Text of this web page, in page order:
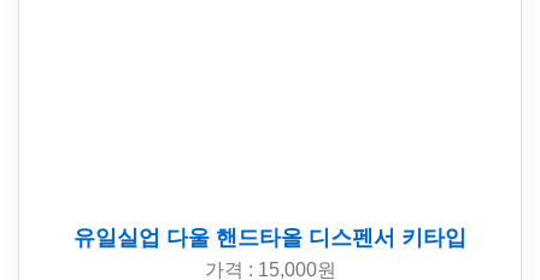
유일실업 다울 핸드타올 디스펜서 키타입
가격 : 15,000원